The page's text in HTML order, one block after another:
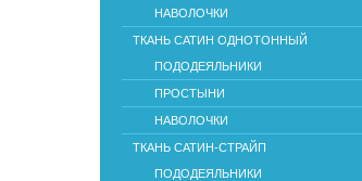
НАВОЛОЧКИ
ТКАНЬ САТИН ОДНОТОННЫЙ
ПОДОДЕЯЛЬНИКИ
ПРОСТЫНИ
НАВОЛОЧКИ
ТКАНЬ САТИН-СТРАЙП
ПОДОДЕЯЛЬНИКИ